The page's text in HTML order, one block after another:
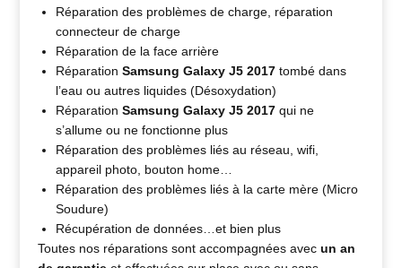
Réparation des problèmes de charge, réparation
connecteur de charge
Réparation de la face arrière
Réparation Samsung Galaxy J5 2017 tombé dans
l’eau ou autres liquides (Désoxydation)
RéparationSamsung Galaxy J5 2017qui ne
s’allume ou ne fonctionne plus
Réparation des problèmes liés au réseau, wifi,
appareil photo, bouton home…
Réparation des problèmes liés à la carte mère (Micro
Soudure)
Récupération de données…et bien plus
Toutes nos réparations sont accompagnées avec un an